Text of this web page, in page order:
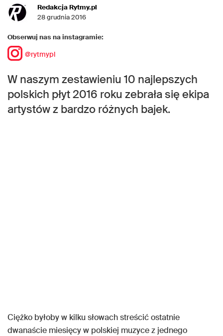
Redakcja Rytmy.pl
28 grudnia 2016
Obserwuj nas na instagramie:
@rytmypl
W naszym zestawieniu 10 najlepszych
polskich płyt 2016 roku zebrała się ekipa
artystów z bardzo różnych bajek.
Ciężko byłoby w kilku słowach streścić ostatnie
dwanaście miesięcy w polskiej muzyce z jednego